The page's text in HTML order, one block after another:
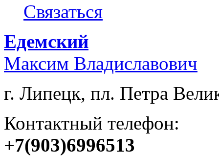
Связаться
Едемский
Максим Владиславович
г. Липецк, пл. Петра
Контактный телефон:
+7(903)6996513